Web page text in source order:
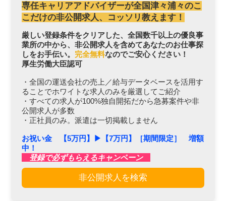
専任キャリアアドバイザーが全国津々浦々のこ
こだけの非公開求人、コッソリ教えます！
厳しい登録条件をクリアした、全国数千以上の優良事
業所の中から、非公開求人を含めてあなたのお仕事探
しをお手伝い。 完全無料なのでご安心ください！
厚生労働大臣認可
・全国の運送会社の売上／給与データベースを活用す
ることでホワイトな求人のみを厳選してご紹介
・すべての求人が100%独自開拓だから急募案件や非
公開求人が多数
・正社員のみ。派遣は一切掲載しません
お祝い金 【5万円】▶︎【7万円】［期間限定］ 増額
中！
登録で必ずもらえるキャンペーン
非公開求人を検索